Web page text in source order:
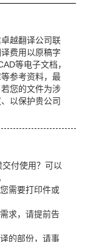
越翻译公司联
费用以原稿字
等电子文档，
参考资料，最
您的文件为涉
以保护贵公司
付使用？可以
需要打印件或
求，请提前告
的部份，请事